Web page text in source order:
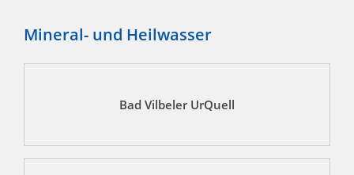
Mineral- und Heilwasser
Bad Vilbeler UrQuell